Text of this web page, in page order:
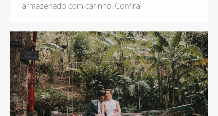
armazenado com carinho. Confira!